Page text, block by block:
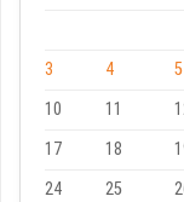
3
4 5
10
11
17
18
24
25